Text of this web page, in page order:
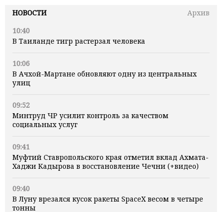
НОВОСТИ
Архив
10:40
В Таиланде тигр растерзал человека
10:06
В Ачхой-Мартане обновляют одну из центральных
улиц
09:52
Минтруд ЧР усилит контроль за качеством
социальных услуг
09:41
Муфтий Ставропольского края отметил вклад Ахмата-
Хаджи Кадырова в восстановление Чечни (+видео)
09:40
В Луну врезался кусок ракеты SpaceX весом в четыре
тонны